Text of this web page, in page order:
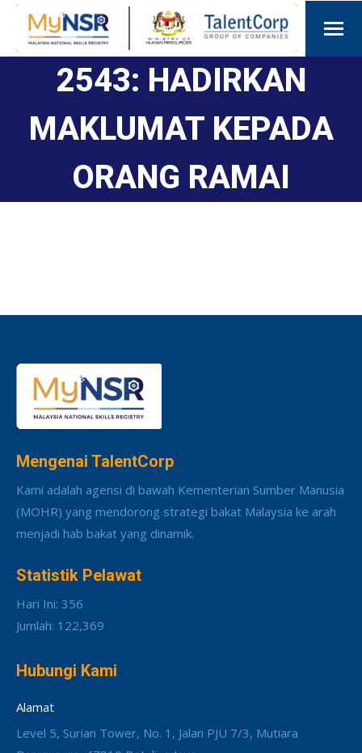
2543: HADIRKAN
MAKLUMAT KEPADA
ORANG RAMAI
Mengenai TalentCorp
Kami adalah agensi di bawah Kementerian Sumber Manusia
(MOHR) yang mendorong strategi bakat Malaysia ke arah
menjadi hab bakat yang dinamik.
Statistik Pelawat
Hari Ini: 356
Jumlah: 122,369
Hubungi Kami
Alamat
Level 5, Surian Tower, No. 1, Jalan PJU 7/3, Mutiara